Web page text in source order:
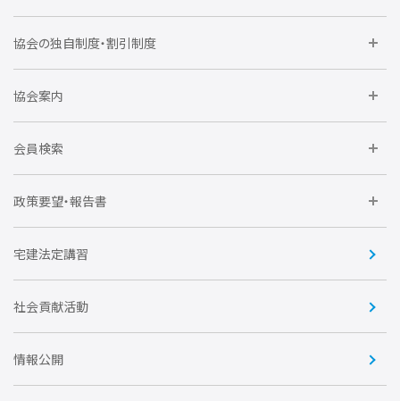
委員会に参加しよう
要望活動に参加しよう
協会の独自制度・割引制度
住宅瑕疵担保責任保険割引制度
全住協NET
不動産後見アドバイザー資格講習
会
全住協ビジネスショップ
協会案内
運営組織
トライアル会員制度
会員検索
企業会員
賛助会員
政策要望・報告書
住宅・土地税制改正要望
優良事業表彰
宅建法定講習
社会貢献活動
情報公開